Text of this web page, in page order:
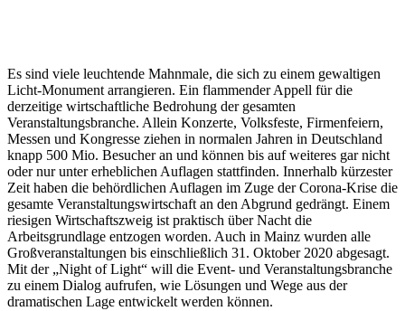
Es sind viele leuchtende Mahnmale, die sich zu einem gewaltigen
Licht-Monument arrangieren. Ein flammender Appell für die
derzeitige wirtschaftliche Bedrohung der gesamten
Veranstaltungsbranche. Allein Konzerte, Volksfeste, Firmenfeiern,
Messen und Kongresse ziehen in normalen Jahren in Deutschland
knapp 500 Mio. Besucher an und können bis auf weiteres gar nicht
oder nur unter erheblichen Auflagen stattfinden. Innerhalb kürzester
Zeit haben die behördlichen Auflagen im Zuge der Corona-Krise die
gesamte Veranstaltungswirtschaft an den Abgrund gedrängt. Einem
riesigen Wirtschaftszweig ist praktisch über Nacht die
Arbeitsgrundlage entzogen worden. Auch in Mainz wurden alle
Großveranstaltungen bis einschließlich 31. Oktober 2020 abgesagt.
Mit der „Night of Light“ will die Event- und Veranstaltungsbranche
zu einem Dialog aufrufen, wie Lösungen und Wege aus der
dramatischen Lage entwickelt werden können.